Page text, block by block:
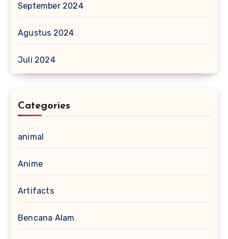
September 2024
Agustus 2024
Juli 2024
Categories
animal
Anime
Artifacts
Bencana Alam